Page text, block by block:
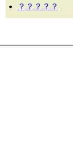
？？？？？